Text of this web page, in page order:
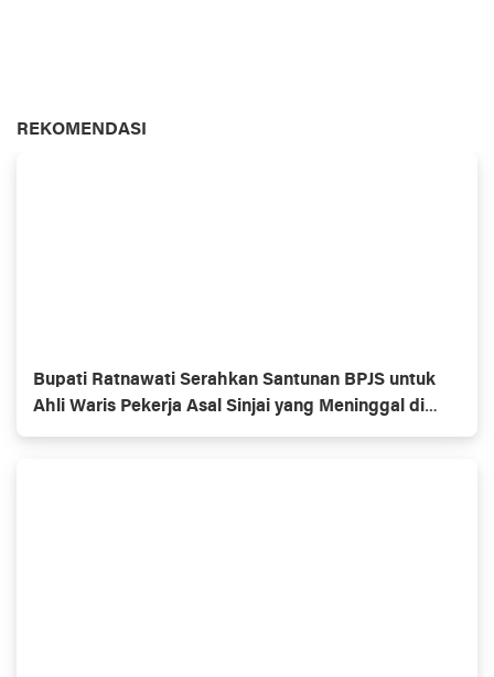
REKOMENDASI
Bupati Ratnawati Serahkan Santunan BPJS untuk
Ahli Waris Pekerja Asal Sinjai yang Meninggal di
Morowali